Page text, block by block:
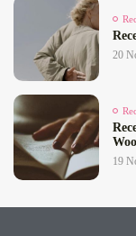
20
19